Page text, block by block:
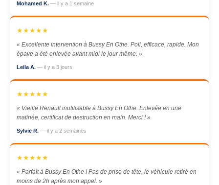
Mohamed K. — il y a 1 semaine
★★★★★
« Excellente intervention à Bussy En Othe. Poli, efficace, rapide. Mon
épave a été enlevée avant midi le jour même. »
Leila A. — il y a 3 jours
★★★★★
« Vieille Renault inutilisable à Bussy En Othe. Enlevée en une
matinée, certificat de destruction en main. Merci ! »
Sylvie R. — il y a 2 semaines
★★★★★
« Parfait à Bussy En Othe ! Pas de prise de tête, le véhicule retiré en
moins de 2h après mon appel. »